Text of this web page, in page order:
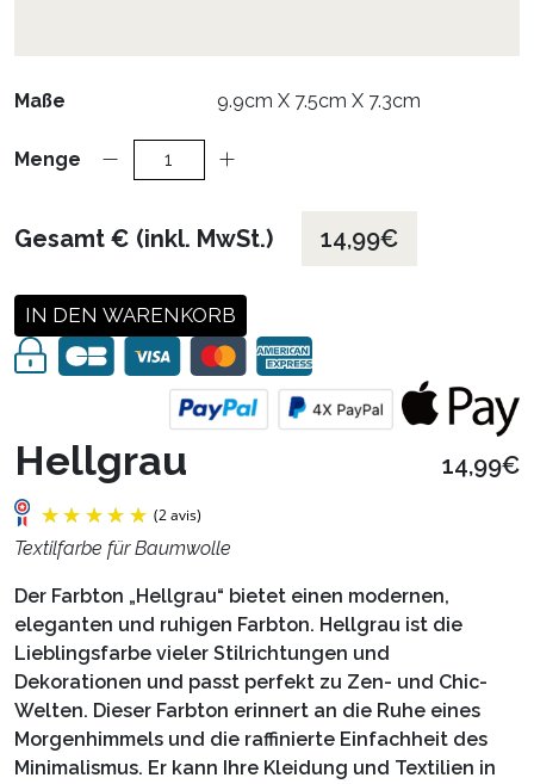
Hellgrau 14,99€
Textilfarbe für Baumwolle
Der Farbton „Hellgrau“ bietet einen modernen,
eleganten und ruhigen Farbton. Hellgrau ist die
Lieblingsfarbe vieler Stilrichtungen und
Dekorationen und passt perfekt zu Zen- und Chic-
Welten. Dieser Farbton erinnert an die Ruhe eines
Morgenhimmels und die raffinierte Einfachheit des
Minimalismus. Er kann Ihre Kleidung und Textilien in
Maße 9.9cm X 7.5cm X 7.3cm
Menge
Gesamt € (inkl. MwSt.) 14,99€
IN DEN WARENKORB